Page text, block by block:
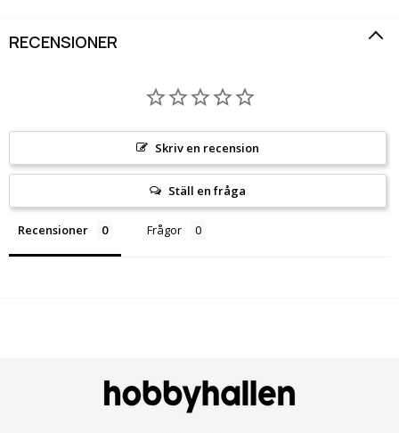
RECENSIONER
Skriv en recension
Ställ en fråga
Recensioner Frågor